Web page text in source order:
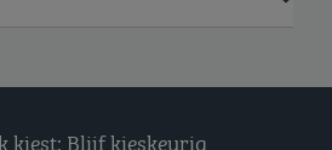
kiest: Blijf kieskeurig